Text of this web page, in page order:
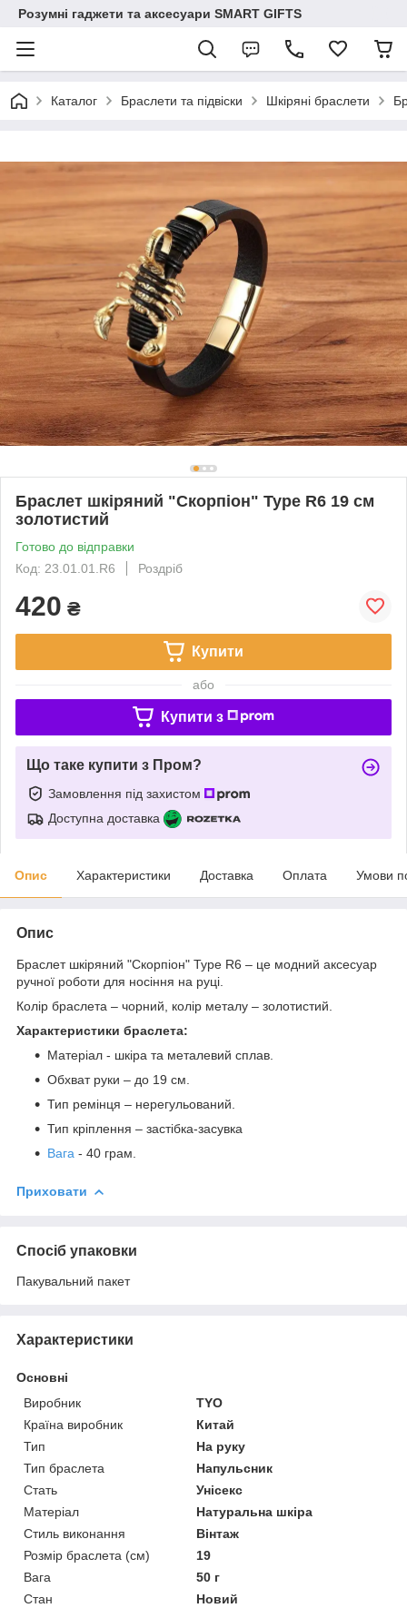
Розумні гаджети та аксесуари SMART GIFTS
Каталог Браслети та підвіски Шкіряні браслети
Браслет шкіряний "Скорпіон" Type R6 19 см
золотистий
Готово до відправки
Код: 23.01.01.R6
Роздріб
420 ₴
Купити
або
Купити з
Що таке купити з Пром?
Замовлення під захистом
Доступна доставка
Опис Характеристики Доставка Оплата Умови
Опис
Браслет шкіряний "Скорпіон" Type R6 – це модний аксесуар
ручної роботи для носіння на руці.
Колір браслета – чорний, колір металу – золотистий.
Характеристики браслета:
Матеріал - шкіра та металевий сплав.
Обхват руки – до 19 см.
Тип ремінця – нерегульований.
Тип кріплення – застібка-засувка
Вага - 40 грам.
Приховати
Спосіб упаковки
Пакувальний пакет
Характеристики
Основні
Виробник
TYO
Країна виробник
Китай
Тип
На руку
Тип браслета
Напульсник
Стать
Унісекс
Матеріал
Натуральна шкіра
Стиль виконання
Вінтаж
Розмір браслета (см)
19
Вага
50 г
Стан
Новий